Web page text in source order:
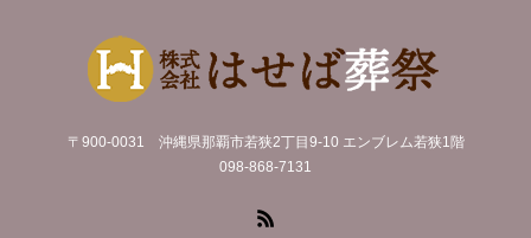
〒900-0031 沖縄県那覇市若狭2丁目9-10 エンブレム若狭1階
098-868-7131